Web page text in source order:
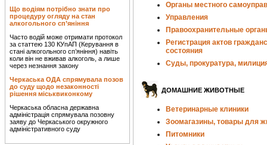
Що водіям потрібно знати про
процедуру огляду на стан
алкогольного сп’яніння
Часто водій може отримати протокол
за статтею 130 КУпАП (Керування в
стані алкогольного сп’яніння) навіть
коли він не вживав алкоголь, а лише
через незнання закону
Черкаська ОДА спрямувала позов
до суду щодо незаконності
рішення міськвиконкому
Черкаська обласна державна
адміністрація спрямувала позовну
заяву до Черкаського окружного
адміністративного суду
Органы местного
Управления
Правоохранительные
Регистрация актов
состояния
Суды, прокуратура,
ДОМАШНИЕ ЖИВОТНЫЕ
Ветеринарные клиники
Зоомагазины, товары для
Питомники